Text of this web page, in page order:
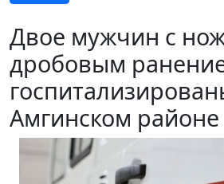
Двое мужчин с
дробовым
Амгинском районе